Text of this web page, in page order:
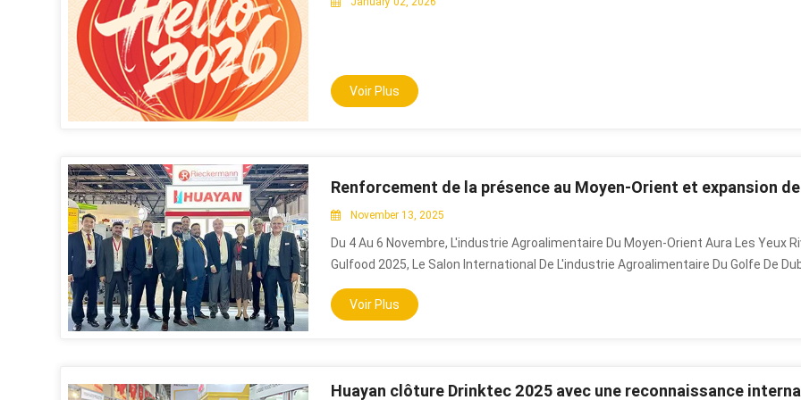
Voir Plus
November 13, 2025
Du 4 Au 6 Novembre, L'industrie Agroalimentaire Du Moyen-Orient Aura Les Yeux
Gulfood 2025, Le Salon International De L'industrie Agroalimentaire Du Golfe De
Comptant Parmi Les Événements Les Plus Importants Et Influents Du Secteur
Région, Ce Salon Réunit Les Entreprises Et Les Experts Du Moyen-Orient Et Des
Capable De Répondre Aux Exigences De Haute Efficacité Et De Faible Empreinte
Voir Plus